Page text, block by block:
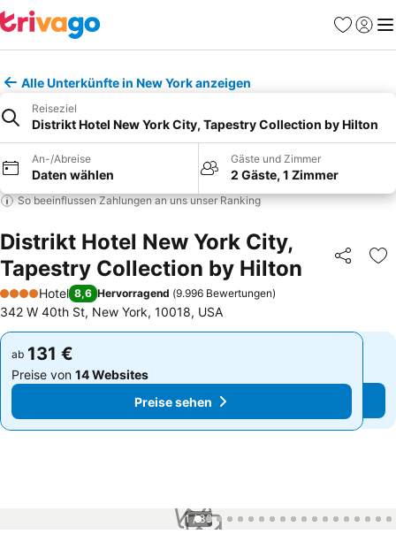
Favoriten
Alle Unterkünfte in New York anzeigen
Reiseziel
Distrikt Hotel New York City, Tapestry Collection by Hilton
An-/Abreise
Daten wählen
Gäste und Zimmer
2 Gäste, 1 Zimmer
So beeinflussen Zahlungen an uns unser Ranking
Distrikt Hotel New York City,
Tapestry Collection by Hilton
Teilen
4 Sterne
Hotel 8,6 Hervorragend (9.996 Bewertungen)
342 W 40th St, New York, 10018, USA
ab 131 €
Preise von 14 Websites
Preise sehen
ab 131 €
Preise von 14 Websites
Preise sehen
1 / 39